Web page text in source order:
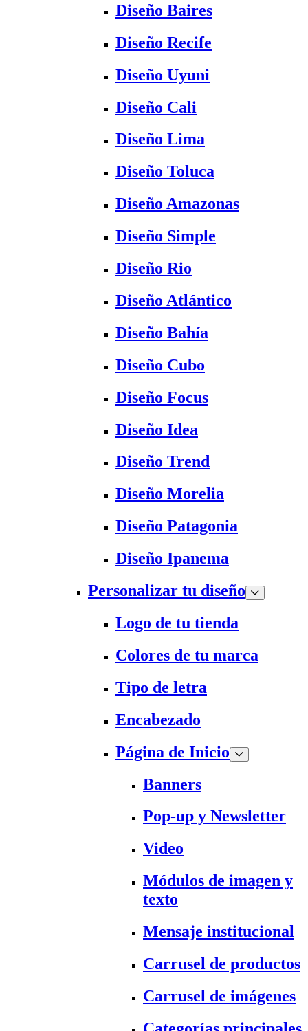
Diseño Baires
Diseño Recife
Diseño Uyuni
Diseño Cali
Diseño Lima
Diseño Toluca
Diseño Amazonas
Diseño Simple
Diseño Rio
Diseño Atlántico
Diseño Bahía
Diseño Cubo
Diseño Focus
Diseño Idea
Diseño Trend
Diseño Morelia
Diseño Patagonia
Diseño Ipanema
Personalizar tu diseño
Logo de tu tienda
Colores de tu marca
Tipo de letra
Encabezado
Página de Inicio
Banners
Pop-up y Newsletter
Video
Módulos de imagen y
texto
Mensaje institucional
Carrusel de productos
Carrusel de imágenes